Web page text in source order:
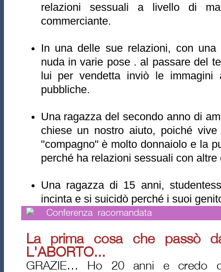
relazioni sessuali a livello di
commerciante.
In una delle sue relazioni, con una
nuda in varie pose . al passare del
lui per vendetta inviò le
pubbliche.
Una ragazza del secondo anno di
chiese un nostro aiuto, poiché
"compagno" è molto donnaiolo e la
perché ha relazioni sessuali con altre
Una ragazza di 15 anni,
incinta e si suicidò perché i suoi
Conferenza racomandata
La prima cosa che passò
L'ABORTO...
GRAZIE… Ho 20 anni e credo